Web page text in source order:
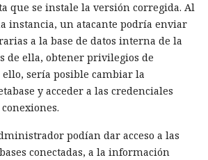
que se instale la versión corregida. Al
instancia, un atacante podría enviar
a la base de datos interna de la
de ella, obtener privilegios de
sería posible cambiar la
y acceder a las credenciales
podían dar acceso a las
conectadas, a la información